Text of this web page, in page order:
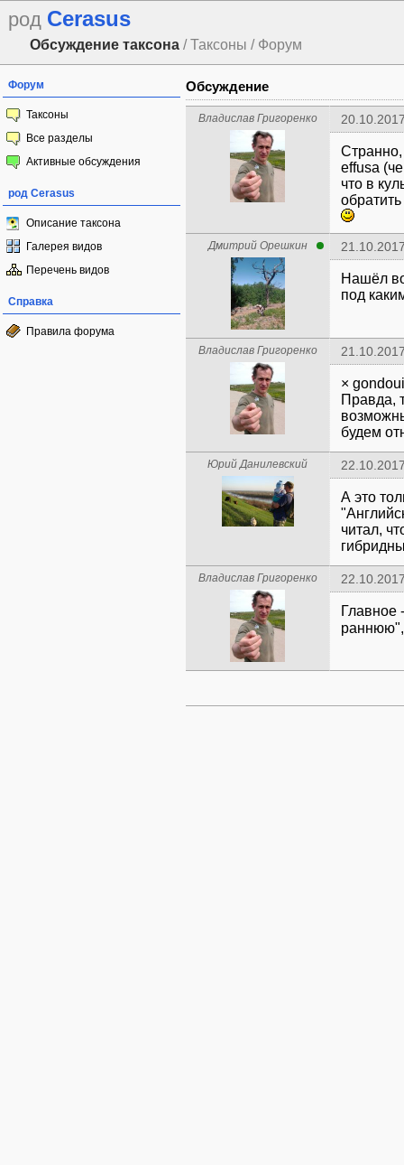
род Cerasus
Обсуждение таксона / Таксоны / Форум
Форум
Таксоны
Все разделы
Активные обсуждения
род Cerasus
Описание таксона
Галерея видов
Перечень видов
Справка
Правила форума
Обсуждение
Владислав Григоренко
Странно,
effusa
что в
Дмитрий Орешкин
Нашёл
под
Владислав Григоренко
×
Правда,
будем
Юрий Данилевский
А это
читал,
Владислав Григоренко
Главное
раннюю",